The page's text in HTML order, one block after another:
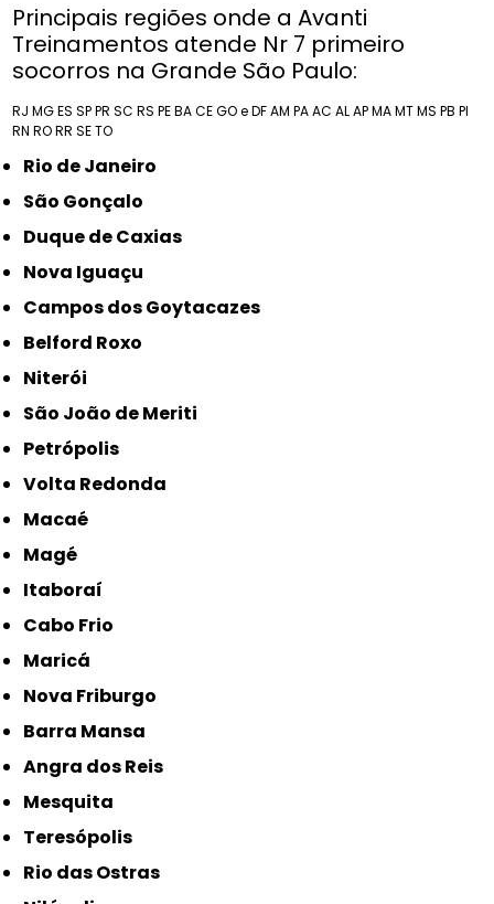
Principais regiões onde a Avanti
Treinamentos atende Nr 7 primeiro
socorros na Grande São Paulo:
RJ MGES SPPR SC RS PEBACEGO e DFAM PAAC ALAPMAMTMS PB PI
RN RORR SETO
Rio de Janeiro
São Gonçalo
Duque de Caxias
Nova Iguaçu
Campos dos Goytacazes
Belford Roxo
Niterói
São João de Meriti
Petrópolis
Volta Redonda
Macaé
Magé
Itaboraí
Cabo Frio
Maricá
Nova Friburgo
Barra Mansa
Angra dos Reis
Mesquita
Teresópolis
Rio das Ostras